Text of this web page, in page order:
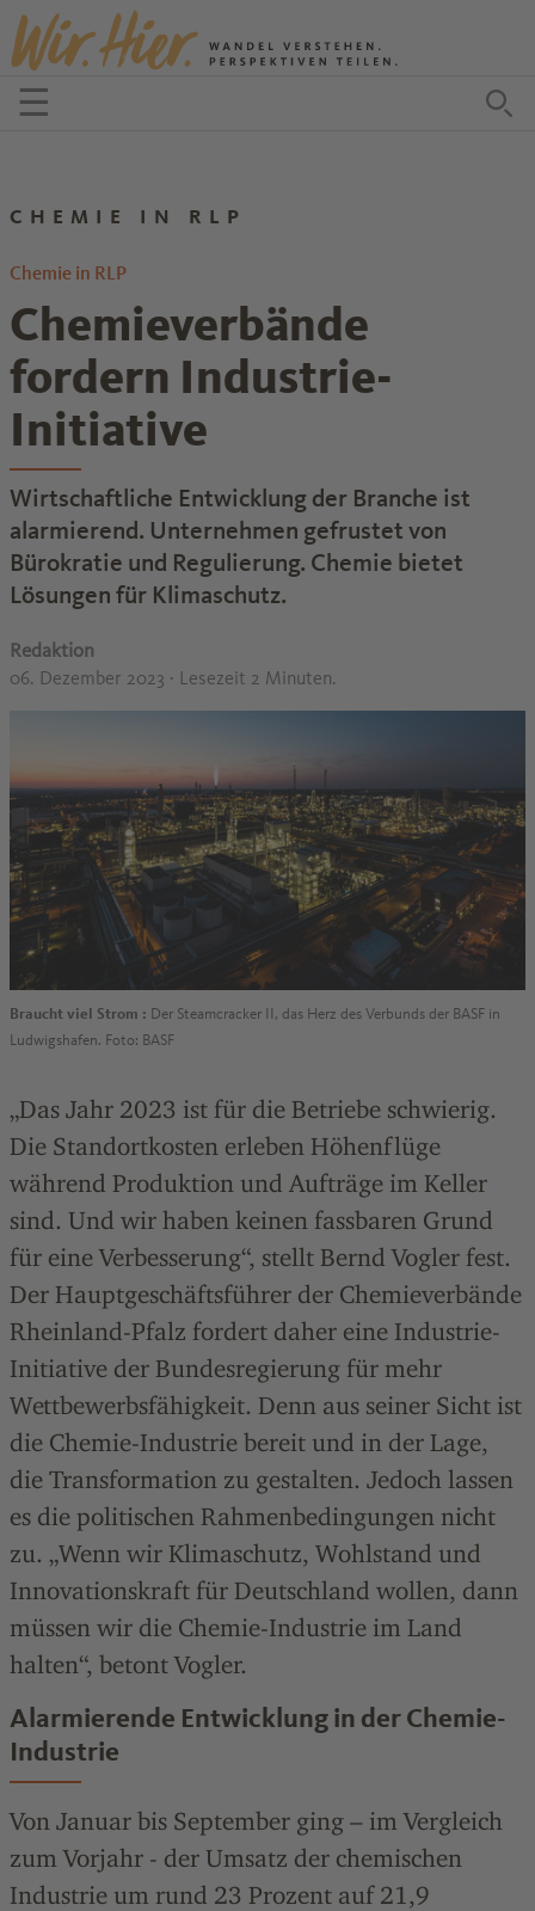
Zum Inhalt springen
☰Menü öffnen
CHEMIE IN RLP
Chemie in RLP
Chemieverbände
fordern Industrie-
Initiative
Wirtschaftliche Entwicklung der Branche ist
alarmierend. Unternehmen gefrustet von
Bürokratie und Regulierung. Chemie bietet
Lösungen für Klimaschutz.
Redaktion
06. Dezember 2023 · Lesezeit 2 Minuten.
Braucht viel Strom : Der Steamcracker II, das Herz des Verbunds der BASF in
Ludwigshafen. Foto: BASF
„Das Jahr 2023 ist für die Betriebe schwierig.
Die Standortkosten erleben Höhenflüge
während Produktion und Aufträge im Keller
sind. Und wir haben keinen fassbaren Grund
für eine Verbesserung“, stellt Bernd Vogler fest.
Der Hauptgeschäftsführer der Chemieverbände
Rheinland-Pfalz fordert daher eine Industrie-
Initiative der Bundesregierung für mehr
Wettbewerbsfähigkeit. Denn aus seiner Sicht ist
die Chemie-Industrie bereit und in der Lage,
die Transformation zu gestalten. Jedoch lassen
es die politischen Rahmenbedingungen nicht
zu. „Wenn wir Klimaschutz, Wohlstand und
Innovationskraft für Deutschland wollen, dann
müssen wir die Chemie-Industrie im Land
halten“, betont Vogler.
Alarmierende Entwicklung in der Chemie-
Industrie
Von Januar bis September ging – im Vergleich
zum Vorjahr - der Umsatz der chemischen
Industrie um rund 23 Prozent auf 21,9